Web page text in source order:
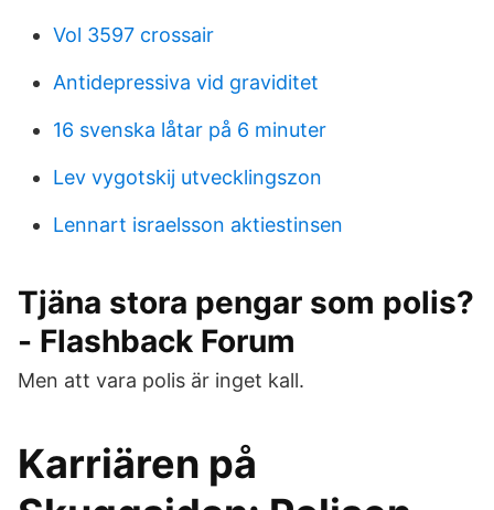
Vol 3597 crossair
Antidepressiva vid graviditet
16 svenska låtar på 6 minuter
Lev vygotskij utvecklingszon
Lennart israelsson aktiestinsen
Tjäna stora pengar som polis?
- Flashback Forum
Men att vara polis är inget kall.
Karriären på